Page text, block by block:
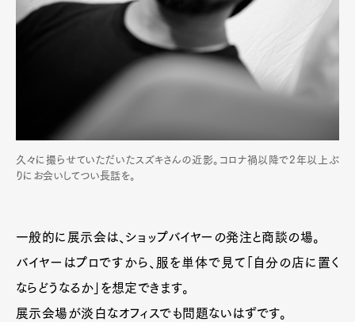
久々に撮らせていただいたスズキさんの近影。コロナ禍以降で2年以上ぶ
りにお会いしてつい長話を。
一般的に展示会は、ショップバイヤーの発注と商談の場。
バイヤーはプロですから、服を単体で見て「自分の店に置く
ならどうなるか」を想定できます。
展示会場が淡白なオフィスでも問題ないはずです。